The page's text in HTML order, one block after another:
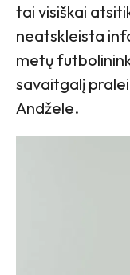
tai visiškai
neatskleista
metų
savaitgalį
Andžele.